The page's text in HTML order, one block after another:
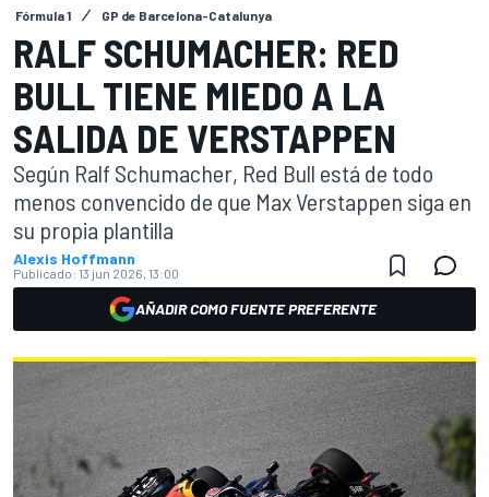
Fórmula 1 GP de Barcelona-Catalunya
RALF SCHUMACHER: RED
BULL TIENE MIEDO A LA
SALIDA DE VERSTAPPEN
Según Ralf Schumacher, Red Bull está de todo
menos convencido de que Max Verstappen siga en
su propia plantilla
Alexis Hoffmann
Publicado: 13 jun 2026, 13:00
AÑADIR COMO FUENTE PREFERENTE